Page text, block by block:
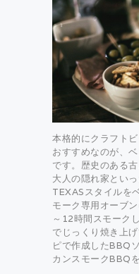
本格的にクラフト
おすすめなのが、
です。歴史のある
大人の隠れ家とい
TEXASスタイルを
モーク専用オーブ
～12時間スモーク
でじっくり焼き上
ピで作成したBBQ
カンスモークBBQ